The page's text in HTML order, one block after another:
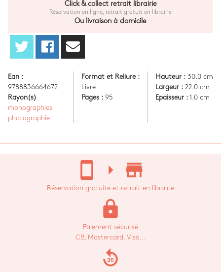
Click & collect retrait librairie
Réservation en ligne, retrait gratuit en librairie
Ou livraison à domicile
Ean :
9788836664672
Rayon(s)
monographies
photographie
Format et Reliure :
Livre
Pages : 95
Hauteur :30.0 cm
Largeur :22.0 cm
Epaisseur :1.0 cm
stay_current_portrait arrow_right store_mall_directory
Réservation gratuite et retrait en librairie
lock
Paiement sécurisé
CB, Mastercard, Visa...
replay_30